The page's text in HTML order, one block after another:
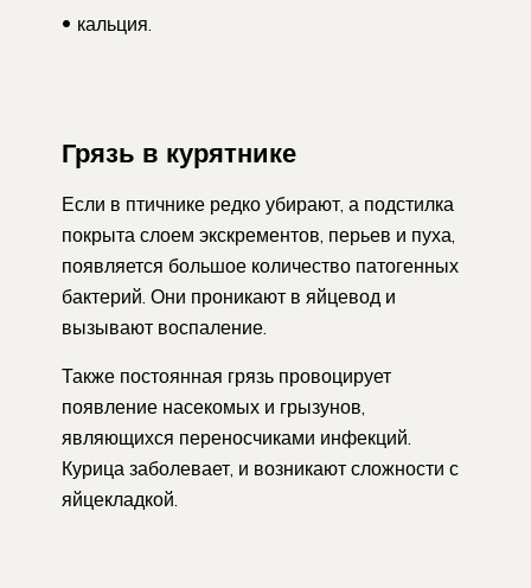
кальция.
Грязь в курятнике
Если в птичнике редко убирают, а подстилка
покрыта слоем экскрементов, перьев и пуха,
появляется большое количество патогенных
бактерий. Они проникают в яйцевод и
вызывают воспаление.
Также постоянная грязь провоцирует
появление насекомых и грызунов,
являющихся переносчиками инфекций.
Курица заболевает, и возникают сложности с
яйцекладкой.